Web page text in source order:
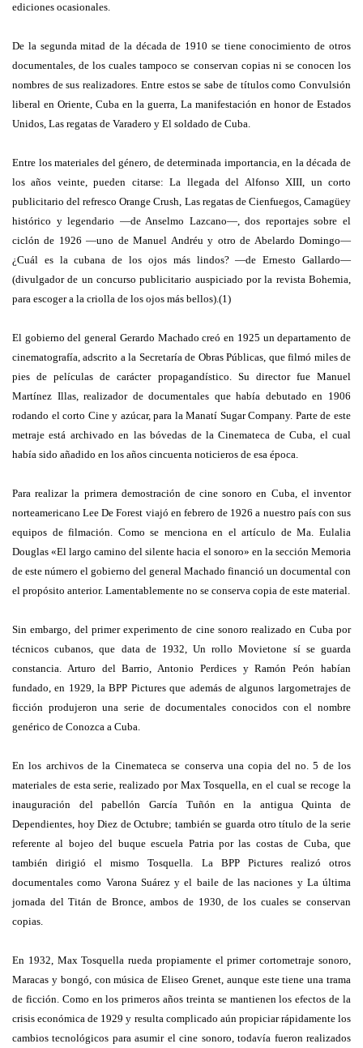
ediciones ocasionales.
De la segunda mitad de la década de 1910 se tiene conocimiento de otros
documentales, de los cuales tampoco se conservan copias ni se conocen los
nombres de sus realizadores. Entre estos se sabe de títulos como Convulsión
liberal en Oriente, Cuba en la guerra, La manifestación en honor de Estados
Unidos, Las regatas de Varadero y El soldado de Cuba.
Entre los materiales del género, de determinada importancia, en la década de
los años veinte, pueden citarse: La llegada del Alfonso XIII, un corto
publicitario del refresco Orange Crush, Las regatas de Cienfuegos, Camagüey
histórico y legendario —de Anselmo Lazcano—, dos reportajes sobre el
ciclón de 1926 —uno de Manuel Andréu y otro de Abelardo Domingo—
¿Cuál es la cubana de los ojos más lindos? —de Ernesto Gallardo—
(divulgador de un concurso publicitario auspiciado por la revista Bohemia,
para escoger a la criolla de los ojos más bellos).(1)
El gobierno del general Gerardo Machado creó en 1925 un departamento de
cinematografía, adscrito a la Secretaría de Obras Públicas, que filmó miles de
pies de películas de carácter propagandístico. Su director fue Manuel
Martínez Illas, realizador de documentales que había debutado en 1906
rodando el corto Cine y azúcar, para la Manatí Sugar Company. Parte de este
metraje está archivado en las bóvedas de la Cinemateca de Cuba, el cual
había sido añadido en los años cincuenta noticieros de esa época.
Para realizar la primera demostración de cine sonoro en Cuba, el inventor
norteamericano Lee De Forest viajó en febrero de 1926 a nuestro país con sus
equipos de filmación. Como se menciona en el artículo de Ma. Eulalia
Douglas «El largo camino del silente hacia el sonoro» en la sección Memoria
de este número el gobierno del general Machado financió un documental con
el propósito anterior. Lamentablemente no se conserva copia de este material.
Sin embargo, del primer experimento de cine sonoro realizado en Cuba por
técnicos cubanos, que data de 1932, Un rollo Movietone sí se guarda
constancia. Arturo del Barrio, Antonio Perdices y Ramón Peón habían
fundado, en 1929, la BPP Pictures que además de algunos largometrajes de
ficción produjeron una serie de documentales conocidos con el nombre
genérico de Conozca a Cuba.
En los archivos de la Cinemateca se conserva una copia del no. 5 de los
materiales de esta serie, realizado por Max Tosquella, en el cual se recoge la
inauguración del pabellón García Tuñón en la antigua Quinta de
Dependientes, hoy Diez de Octubre; también se guarda otro título de la serie
referente al bojeo del buque escuela Patria por las costas de Cuba, que
también dirigió el mismo Tosquella. La BPP Pictures realizó otros
documentales como Varona Suárez y el baile de las naciones y La última
jornada del Titán de Bronce, ambos de 1930, de los cuales se conservan
copias.
En 1932, Max Tosquella rueda propiamente el primer cortometraje sonoro,
Maracas y bongó, con música de Eliseo Grenet, aunque este tiene una trama
de ficción. Como en los primeros años treinta se mantienen los efectos de la
crisis económica de 1929 y resulta complicado aún propiciar rápidamente los
cambios tecnológicos para asumir el cine sonoro, todavía fueron realizados